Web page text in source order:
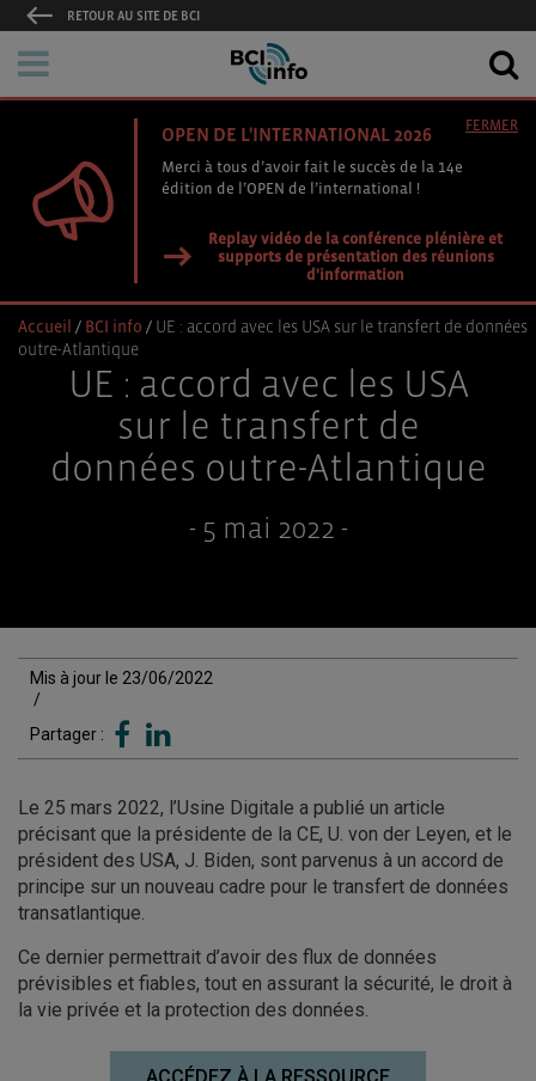
RETOUR AU SITE DE BCI
OPEN DE L'INTERNATIONAL 2026
Merci à tous d’avoir fait le succès de la 14e
édition de l’OPEN de l’international !
Replay vidéo de la conférence plénière et
supports de présentation des réunions
d'information
FERMER
Accueil / BCI info / UE : accord avec les USA sur le transfert de données
outre-Atlantique
UE : accord avec les USA
sur le transfert de
données outre-Atlantique
- 5 mai 2022 -
Mis à jour le 23/06/2022
/
Partager :
Le 25 mars 2022, l’Usine Digitale a publié un article
précisant que la présidente de la CE, U. von der Leyen, et le
président des USA, J. Biden, sont parvenus à un accord de
principe sur un nouveau cadre pour le transfert de données
transatlantique.
Ce dernier permettrait d’avoir des flux de données
prévisibles et fiables, tout en assurant la sécurité, le droit à
la vie privée et la protection des données.